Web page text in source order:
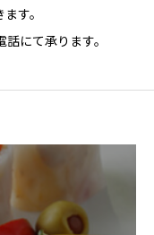
す。
にて承ります。